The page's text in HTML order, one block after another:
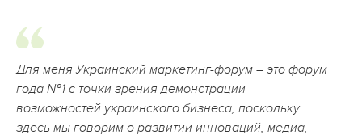
Для меня Украинский маркетинг-форум – это форум
года №1 с точки зрения демонстрации
возможностей украинского бизнеса, поскольку
здесь мы говорим о развитии инноваций, медиа,